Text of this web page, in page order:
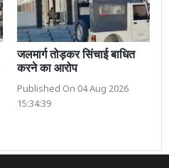
जलमार्ग तोड़कर सिंचाई बाधित
करने का आरोप
Published On 04 Aug 2026
15:34:39